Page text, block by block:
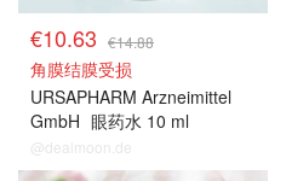
€10.63 €14.88
角膜结膜受损
URSAPHARM Arzneimittel
GmbH 眼药水 10 ml
@dealmoon.de